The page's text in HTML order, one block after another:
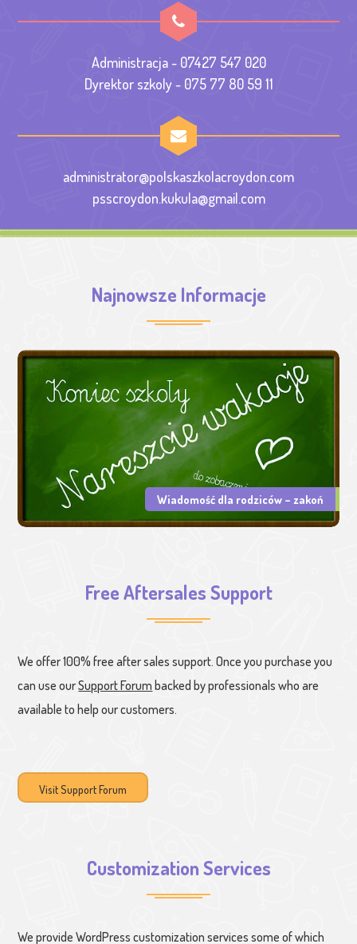
Administracja - 07427 547 020
Dyrektor szkoly - 075 77 80 59 11
administrator@polskaszkolacroydon.com
psscroydon.kukula@gmail.com
Najnowsze Informacje
Wiadomość dla rodziców – zakoń
Free Aftersales Support
We offer 100% free after sales support. Once you purchase you
can use ourSupport Forum backed by professionals who are
available to help our customers.
Visit Support Forum
Customization Services
We provide WordPress customization services some of which